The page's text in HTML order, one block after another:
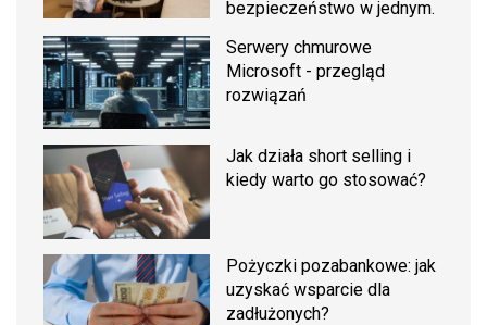
bezpieczeństwo w jednym.
Serwery chmurowe
Microsoft - przegląd
rozwiązań
Jak działa short selling i
kiedy warto go stosować?
Pożyczki pozabankowe: jak
uzyskać wsparcie dla
zadłużonych?